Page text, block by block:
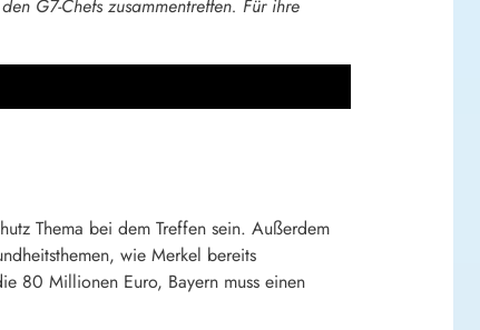
G7-Chefs zusammentreffen. Für ihre
Thema bei dem Treffen sein. Außerdem
wie Merkel bereits
80 Millionen Euro, Bayern muss einen